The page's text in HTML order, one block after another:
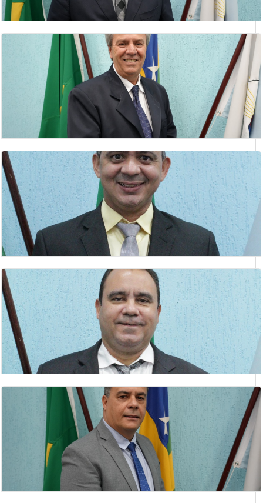
GILBERTO BARBOSA DE ANDRADE
vereador
GILMAR ANTÔNIO NETO
Lider do Prefeito
HELSON BARBOSA DE SOUZA
Vereador(a)
IDELVAN EVANGELISTA DO NASCIMENTO
Vice- Presidente